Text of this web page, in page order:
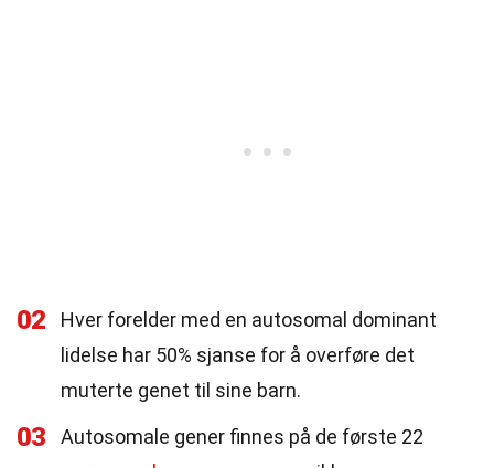
02
Hver forelder med en autosomal dominant
lidelse har 50% sjanse for å overføre det
muterte genet til sine barn.
03
Autosomale gener finnes på de første 22